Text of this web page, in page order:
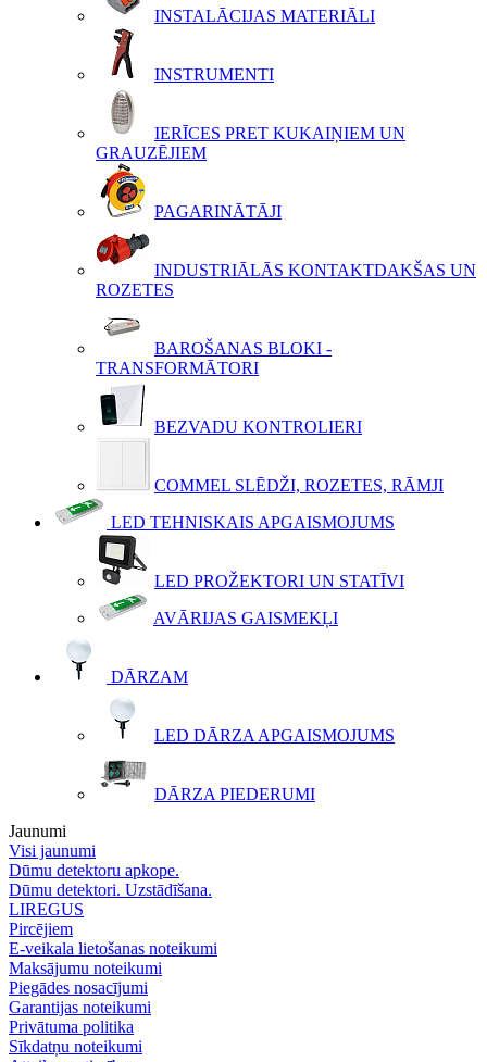
INSTALĀCIJAS MATERIĀLI
INSTRUMENTI
IERĪCES PRET KUKAIŅIEM UN
GRAUZĒJIEM
PAGARINĀTĀJI
INDUSTRIĀLĀS KONTAKTDAKŠAS UN
ROZETES
BAROŠANAS BLOKI -
TRANSFORMĀTORI
BEZVADU KONTROLIERI
COMMEL SLĒDŽI, ROZETES, RĀMJI
LED TEHNISKAIS APGAISMOJUMS
LED PROŽEKTORI UN STATĪVI
AVĀRIJAS GAISMEKĻI
DĀRZAM
LED DĀRZA APGAISMOJUMS
DĀRZA PIEDERUMI
Jaunumi
Visi jaunumi
Dūmu detektoru apkope.
Dūmu detektori. Uzstādīšana.
LIREGUS
Pircējiem
E-veikala lietošanas noteikumi
Maksājumu noteikumi
Piegādes nosacījumi
Garantijas noteikumi
Privātuma politika
Sīkdatņu noteikumi